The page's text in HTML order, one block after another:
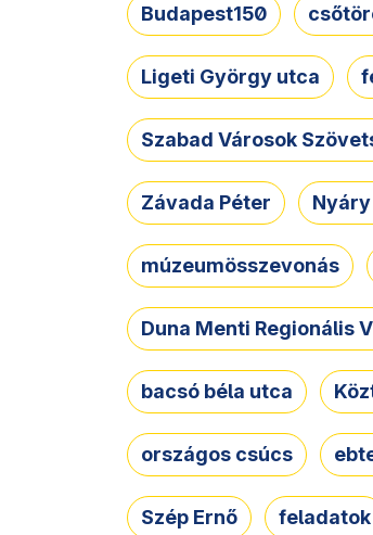
Budapest150
Ligeti György utca
Szabad Városok
Závada Péter
múzeumösszevonás
Duna Menti Regionális
bacsó béla utca
országos csúcs
Szép Ernő feladatok